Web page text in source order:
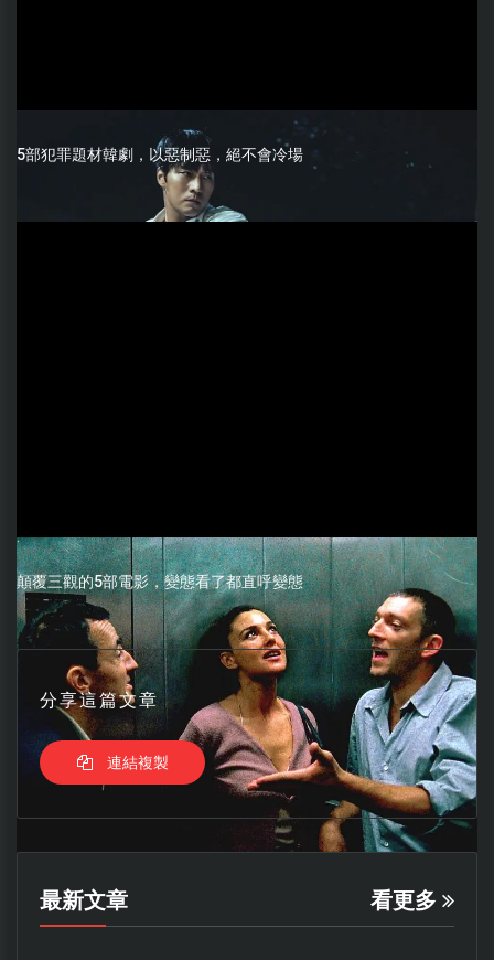
5部犯罪題材韓劇，以惡制惡，絕不會冷場
顛覆三觀的5部電影，變態看了都直呼變態
分享這篇文章
連結複製
最新文章 看更多